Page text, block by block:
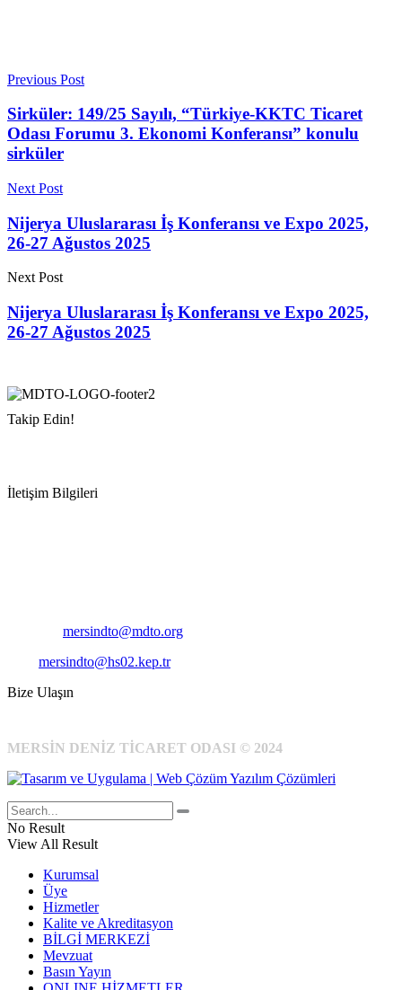
Previous Post
Sirküler: 149/25 Sayılı, “Türkiye-KKTC Ticaret
Odası Forumu 3. Ekonomi Konferansı” konulu
sirküler
Next Post
Nijerya Uluslararası İş Konferansı ve Expo 2025,
26-27 Ağustos 2025
Next Post
Nijerya Uluslararası İş Konferansı ve Expo 2025,
26-27 Ağustos 2025
Takip Edin!
İletişim Bilgileri
mersindto@mdto.org
mersindto@hs02.kep.tr
Bize Ulaşın
MERSİN DENİZ TİCARET ODASI © 2024
No Result
View All Result
Kurumsal
Üye
Hizmetler
Kalite ve Akreditasyon
BİLGİ MERKEZİ
Mevzuat
Basın Yayın